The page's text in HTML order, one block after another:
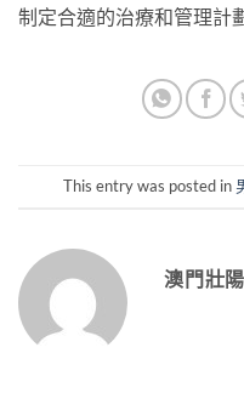
制定合適的治療和管理計
This entry was posted in
澳門壯